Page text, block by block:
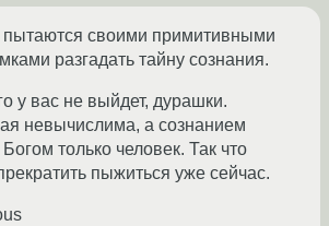
пытаются своими примитивными
разгадать тайну сознания.
у вас не выйдет, дурашки.
невычислима, а сознанием
только человек. Так что
пыжиться уже сейчас.